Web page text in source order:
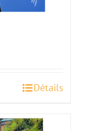
Détails